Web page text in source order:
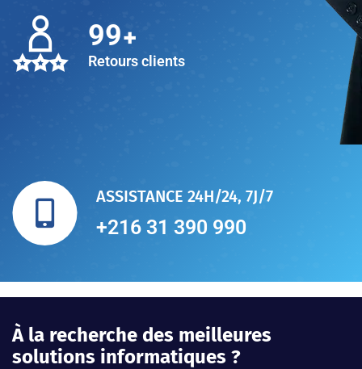
100
Retours clients
ASSISTANCE 24H/24, 7J/7
+216 31 390 990
À la recherche des meilleures
solutions informatiques ?